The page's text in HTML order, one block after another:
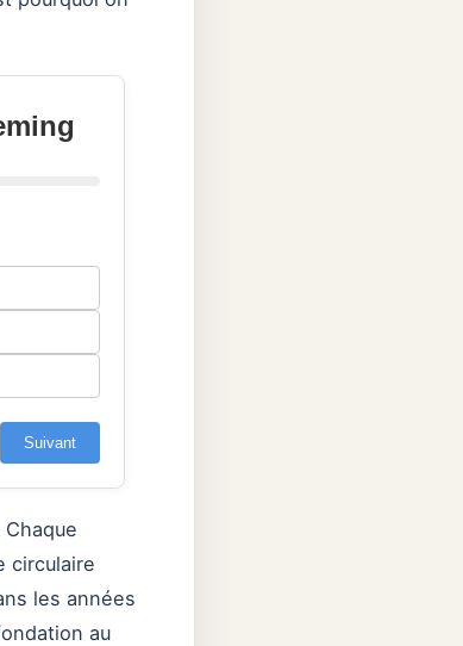
Suivant
circulaire
les années
au